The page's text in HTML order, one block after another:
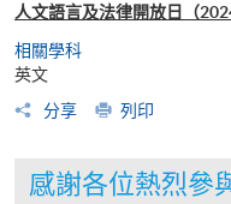
人文語言及法律開放日（
相關學科
英文
分享
列印
感謝各位熱烈參